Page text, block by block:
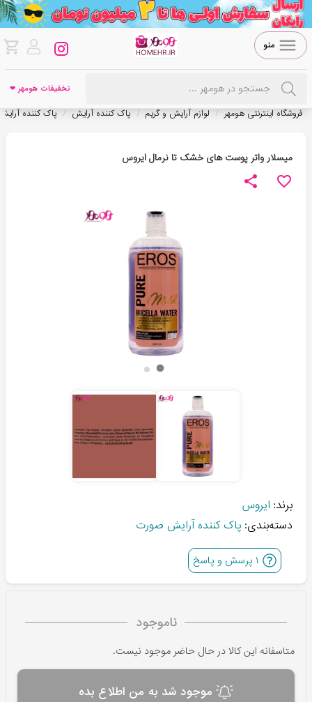
منو
تخفیفات هومهر ❤
فروشگاه اینترنتی هومهر / لوازم آرایش و گریم / پاک کننده آرایش / پاک کننده
ميسلار واتر پوست های خشک تا نرمال ايروس
برند: ایروس
دسته‌بندی: پاک کننده آرایش صورت
۱ پرسش و پاسخ
ناموجود
متاسفانه این کالا در حال حاضر موجود نیست.
موجود شد به من اطلاع بده